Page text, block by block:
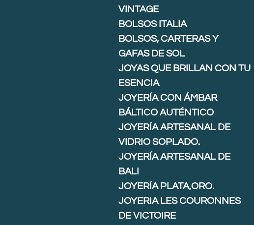
VINTAGE
BOLSOS ITALIA
BOLSOS, CARTERAS Y
GAFAS DE SOL
JOYAS QUE BRILLAN CON TU
ESENCIA
JOYERÍA CON ÁMBAR
BÁLTICO AUTÉNTICO
JOYERÍA ARTESANAL DE
VIDRIO SOPLADO.
JOYERÍA ARTESANAL DE
BALI
JOYERÍA PLATA,ORO.
JOYERIA LES COURONNES
DE VICTOIRE